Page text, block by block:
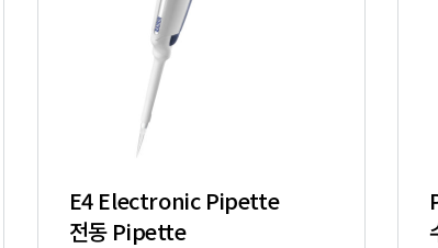
E4 Electronic Pipette
전동 Pipette